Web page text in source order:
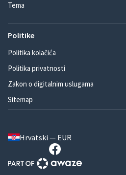
Tema
Politike
Politika kolačića
Politika privatnosti
Zakon o digitalnim uslugama
Sitemap
Hrvatski — EUR